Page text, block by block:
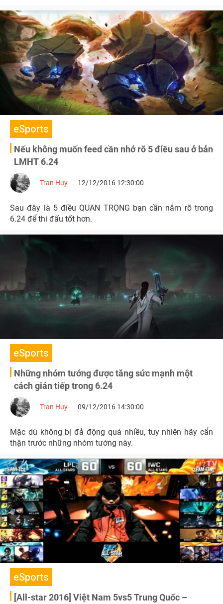
eSports
Nếu không muốn feed cần nhớ rõ 5 điều sau ở bản
LMHT 6.24
Tran Huy 12/12/2016 12:30:00
Sau đây là 5 điều QUAN TRỌNG bạn cần nắm rõ trong
6.24 để thi đấu tốt hơn.
eSports
Những nhóm tướng được tăng sức mạnh một
cách gián tiếp trong 6.24
Tran Huy 09/12/2016 14:30:00
Mặc dù không bị đả động quá nhiều, tuy nhiên hãy cẩn
thận trước những nhóm tướng này.
eSports
[All-star 2016] Việt Nam 5vs5 Trung Quốc –